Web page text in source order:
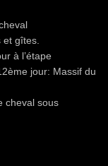
et gîtes.
à l’étape
jour: Massif du
cheval sous